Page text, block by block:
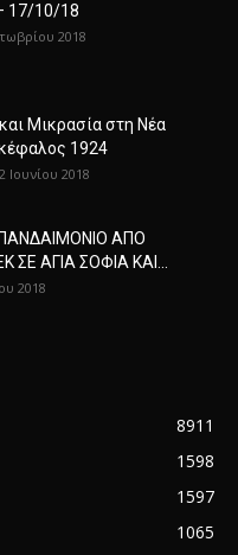
17/10/18
2018
Μικρασία στη Νέα
1924
Ιουνίου 2018
ΑΠΟ
ΑΓΙΑ ΣΟΦΙΑ ΚΑΙ...
2018
8911
1598
1597
1065